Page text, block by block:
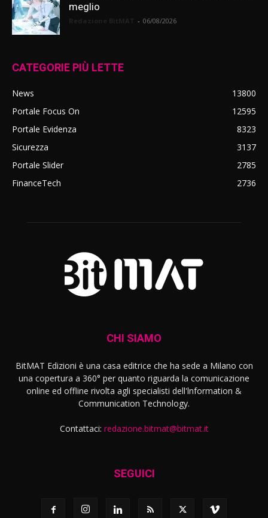
meglio
- 06/08/2026
CATEGORIE PIÙ LETTE
News
13800
Portale Focus On
12595
Portale Evidenza
8323
Sicurezza
3137
Portale Slider
2785
FinanceTech
2736
CHI SIAMO
BitMAT Edizioni è una casa editrice che ha sede a Milano con
una copertura a 360° per quanto riguarda la comunicazione
online ed offline rivolta agli specialisti dell'lnformation &
Communication Technology.
Contattaci: redazione.bitmat@bitmat.it
SEGUICI